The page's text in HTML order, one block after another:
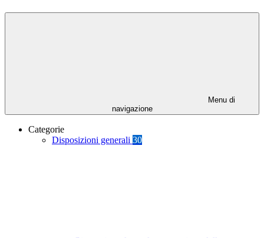
Menu di
navigazione
Categorie
Disposizioni generali 30